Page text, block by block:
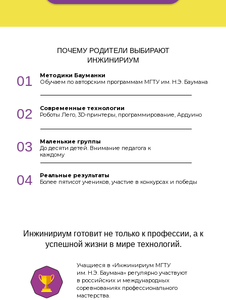
Реальные результаты
Более пятисот учеников, участие в конкурсах и победы
04
ПОЧЕМУ РОДИТЕЛИ ВЫБИРАЮТ
ИНЖИНИРИУМ
Маленькие группы
До десяти детей. Внимание педагога к
каждому
03
Современные технологии
Роботы Лего, 3D-принтеры, программирование, Ардуино
02
Методики Бауманки
Обучаем по авторским программам МГТУ им. Н.Э. Баумана
01
Инжинириум готовит не только к профессии, а к
успешной жизни в мире технологий.
Учащиеся в «Инжинириум МГТУ
им. Н.Э. Баумана» регулярно участвуют
в российских и международных
соревнованиях профессионального
мастерства.